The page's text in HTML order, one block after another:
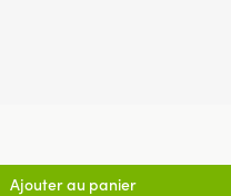
Ajouter au panier